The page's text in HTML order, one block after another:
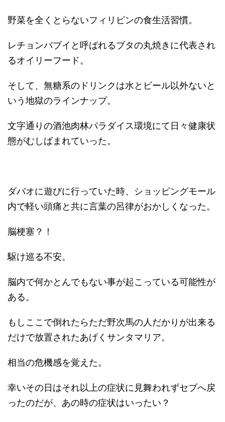
野菜を全くとらないフィリピンの食生活習慣。
レチョンバブイと呼ばれるブタの丸焼きに代表され
るオイリーフード。
そして、無糖系のドリンクは水とビール以外ないと
いう地獄のラインナップ。
文字通りの酒池肉林パラダイス環境にて日々健康状
態がむしばまれていった。
ダバオに遊びに行っていた時、ショッピングモール
内で軽い頭痛と共に言葉の呂律がおかしくなった。
脳梗塞？！
駆け巡る不安。
脳内で何かとんでもない事が起こっている可能性が
ある。
もしここで倒れたらただ野次馬の人だかりが出来る
だけで放置されたあげくサンタマリア。
相当の危機感を覚えた。
幸いその日はそれ以上の症状に見舞われずセブへ戻
ったのだが、あの時の症状はいったい？